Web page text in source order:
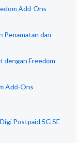
Add-Ons
Penamatan dan
dengan Freedom
Add-Ons
Postpaid 5G SE